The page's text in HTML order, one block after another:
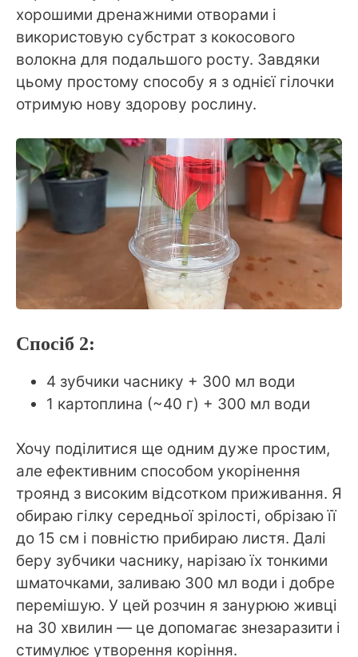
хорошими дренажними отворами і
використовую субстрат з кокосового
волокна для подальшого росту. Завдяки
цьому простому способу я з однієї гілочки
отримую нову здорову рослину.
Спосіб 2:
4 зубчики часнику + 300 мл води
1 картоплина (~40 г) + 300 мл води
Хочу поділитися ще одним дуже простим,
але ефективним способом укорінення
троянд з високим відсотком приживання. Я
обираю гілку середньої зрілості, обрізаю її
до 15 см і повністю прибираю листя. Далі
беру зубчики часнику, нарізаю їх тонкими
шматочками, заливаю 300 мл води і добре
перемішую. У цей розчин я занурюю живці
на 30 хвилин — це допомагає знезаразити і
стимулює утворення коріння.